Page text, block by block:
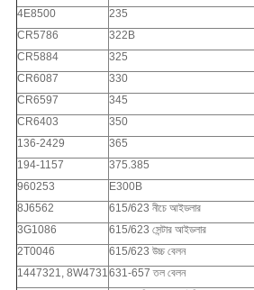
4E8500
235
CR5786
322B
CR5884
325
CR6087
330
CR6597
345
CR6403
350
136-2429
365
194-1157
375.385
960253
E300B
8J6562
615/623 নীচে আইডলার
3G1086
615/623 সেন্টার আইডলার
2T0046
615/623 উচ্চ বেলন
1447321, 8W4731631-657 তল বেলন